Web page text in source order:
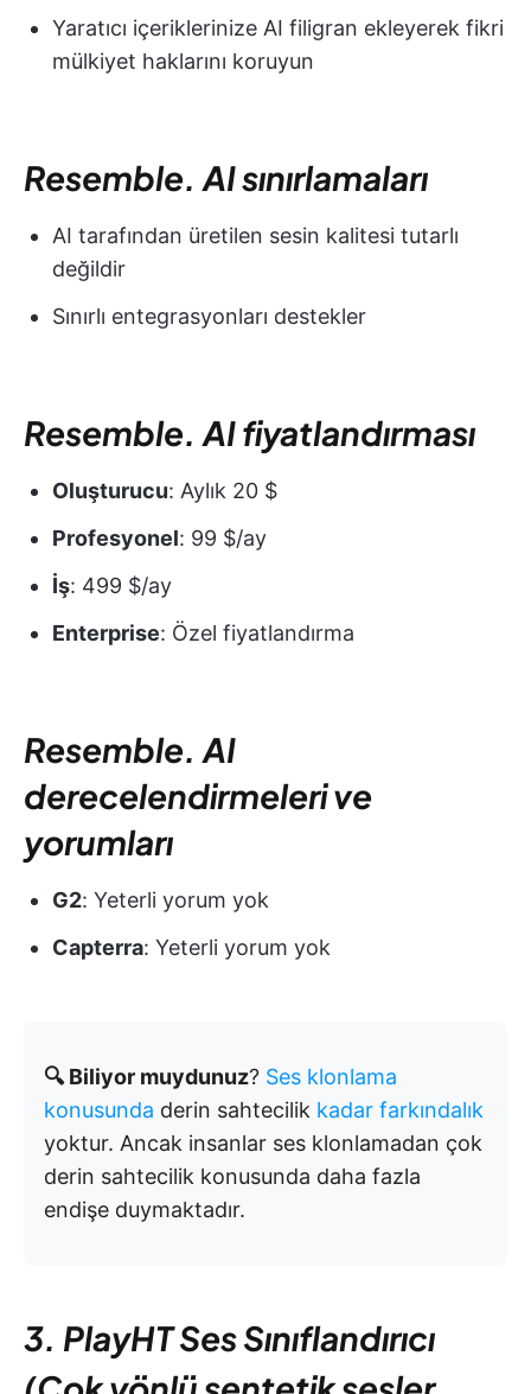
Yaratıcı içeriklerinize AI filigran ekleyerek fikri
mülkiyet haklarını koruyun
Resemble. AI sınırlamaları
AI tarafından üretilen sesin kalitesi tutarlı
değildir
Sınırlı entegrasyonları destekler
Resemble. AI fiyatlandırması
Oluşturucu: Aylık 20 $
Profesyonel: 99 $/ay
İş: 499 $/ay
Enterprise: Özel fiyatlandırma
Resemble. AI
derecelendirmeleri ve
yorumları
G2: Yeterli yorum yok
Capterra: Yeterli yorum yok
🔍 Biliyor muydunuz? Ses klonlama
konusunda derin sahtecilik kadar farkındalık
yoktur. Ancak insanlar ses klonlamadan çok
derin sahtecilik konusunda daha fazla
endişe duymaktadır.
3. PlayHT Ses Sınıflandırıcı